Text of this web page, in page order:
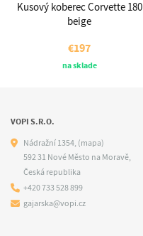
Kusový koberec Corvette 180
beige
€197
na sklade
VOPI S.R.O.
Nádražní 1354, (mapa)
592 31 Nové Město na Moravě,
Česká republika
+420 733 528 899
gajarska@vopi.cz